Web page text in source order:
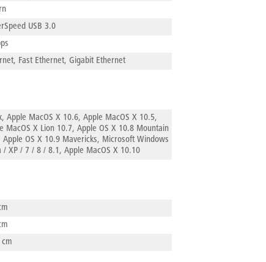
USB 3.0
Fast Ethernet, Gigabit Ethernet
Apple MacOS X 10.6, Apple MacOS X 10.5,
MacOS X Lion 10.7, Apple OS X 10.8 Mountain
Apple OS X 10.9 Mavericks, Microsoft Windows
/ XP / 7 / 8 / 8.1, Apple MacOS X 10.10
cm